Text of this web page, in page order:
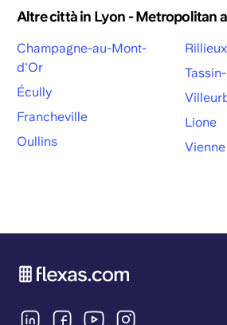
Altre città in Lyon - Metropolitan
Champagne-au-Mont-
d'Or
Écully
Francheville
Oullins
Lione
Vienne